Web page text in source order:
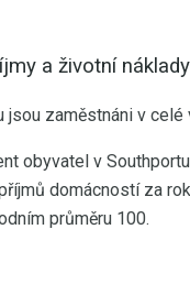
a životní náklady
jsou zaměstnáni v
obyvatel v
domácností za
průměru 100.